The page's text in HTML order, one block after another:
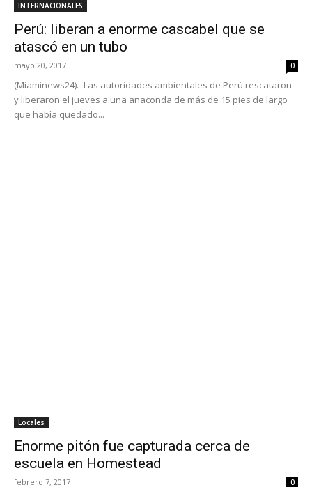
INTERNACIONALES
Perú: liberan a enorme cascabel que se
atascó en un tubo
mayo 20, 2017 0
(Miaminews24).- Las autoridades ambientales de Perú rescataron
y liberaron el jueves a una anaconda de más de 15 pies de largo
que había quedado...
Locales
Enorme pitón fue capturada cerca de
escuela en Homestead
febrero 7, 2017 0